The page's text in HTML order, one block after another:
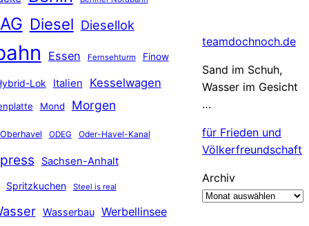
Diesel Diesellok
Essen Fernsehturm Finow
Lok Italien Kesselwagen
Mond Morgen
Oberhavel ODEG Oder-Havel-Kanal
Sachsen-Anhalt
Spritzkuchen Steel is real
Wasserbau Werbellinsee
teamdochnoch.de
Sand im Schuh,
Wasser im Gesicht
…
für Frieden und
Völkerfreundschaft
Archiv